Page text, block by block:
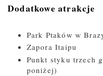
Dodatkowe atrakcje
Park Ptaków w
Zapora Itaipu
Punkt styku trzech
poniżej)